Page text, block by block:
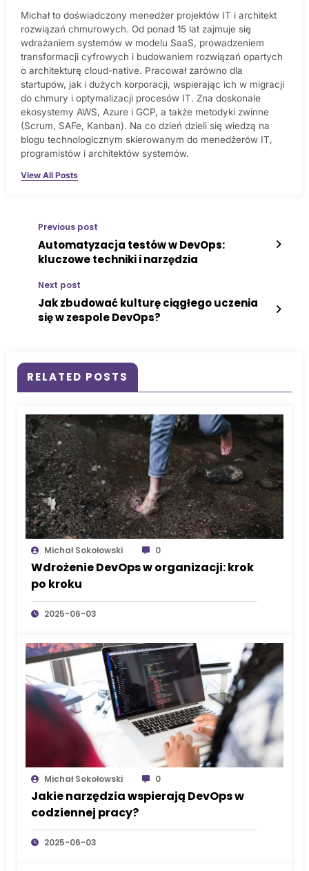
Michał to doświadczony menedżer projektów IT i architekt
rozwiązań chmurowych. Od ponad 15 lat zajmuje się
wdrażaniem systemów w modelu SaaS, prowadzeniem
transformacji cyfrowych i budowaniem rozwiązań opartych
o architekturę cloud-native. Pracował zarówno dla
startupów, jak i dużych korporacji, wspierając ich w migracji
do chmury i optymalizacji procesów IT. Zna doskonale
ekosystemy AWS, Azure i GCP, a także metodyki zwinne
(Scrum, SAFe, Kanban). Na co dzień dzieli się wiedzą na
blogu technologicznym skierowanym do menedżerów IT,
programistów i architektów systemów.
View All Posts
Previous post
Automatyzacja testów w DevOps:
kluczowe techniki i narzędzia
Next post
Jak zbudować kulturę ciągłego uczenia
się w zespole DevOps?
RELATED POSTS
Michał Sokołowski 0
Wdrożenie DevOps w organizacji: krok
po kroku
2025-06-03
Michał Sokołowski 0
Jakie narzędzia wspierają DevOps w
codziennej pracy?
2025-06-03